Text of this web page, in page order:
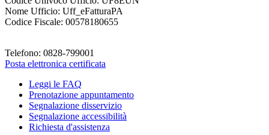
Nome Ufficio: Uff_eFatturaPA
Codice Fiscale: 00578180655
Telefono: 0828-799001
Posta elettronica certificata
Leggi le FAQ
Prenotazione appuntamento
Segnalazione disservizio
Segnalazione accessibilità
Richiesta d'assistenza